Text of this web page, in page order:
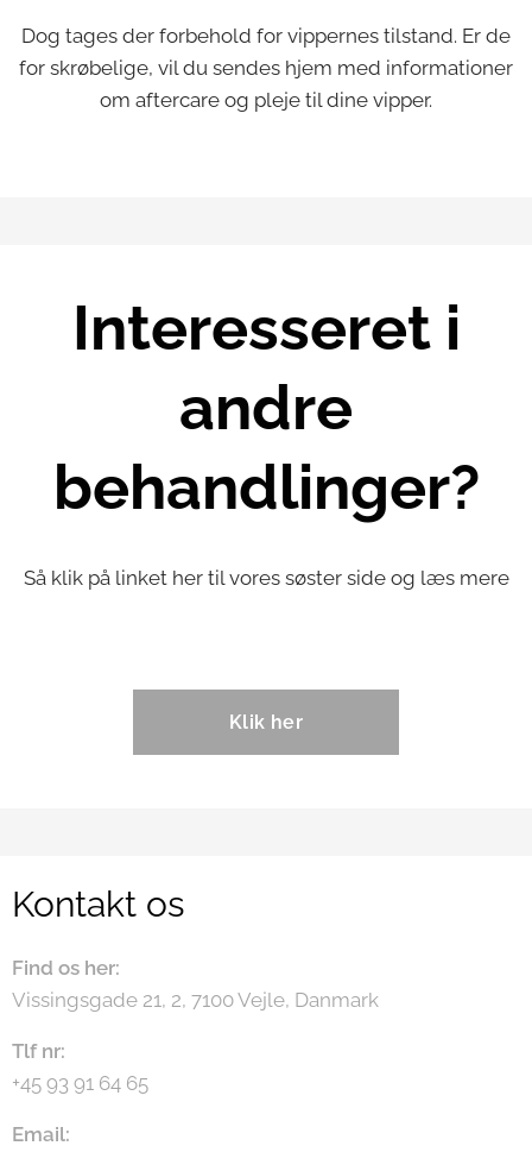
Dog tages der forbehold for vippernes tilstand. Er de
for skrøbelige, vil du sendes hjem med informationer
om aftercare og pleje til dine vipper.
Interesseret i
andre
behandlinger?
Så klik på linket her til vores søster side og læs mere
Klik her
Kontakt os
Find os her:
Vissingsgade 21, 2, 7100 Vejle, Danmark
Tlf nr:
+45 93 91 64 65
Email: